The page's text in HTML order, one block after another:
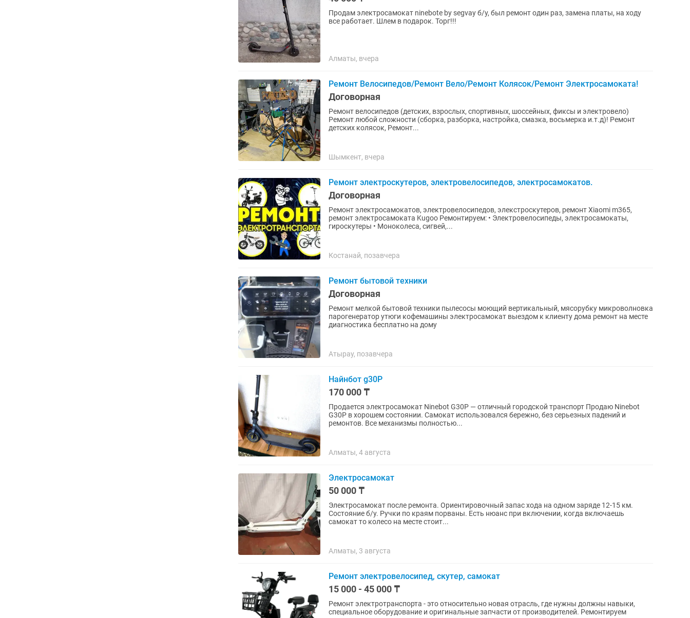
Продам электросамокат ninebote by segvay б/у, был ремонт один раз, замена платы, на ходу
все работает. Шлем в подарок. Торг!!!
Алматы, вчера
Ремонт Велосипедов/Ремонт Вело/Ремонт Колясок/Ремонт Электросамоката!
Договорная
Ремонт велосипедов (детских, взрослых, спортивных, шоссейных, фиксы и электровело)
Ремонт любой сложности (сборка, разборка, настройка, смазка, восьмерка и.т.д)! Ремонт
детских колясок, Ремонт...
Шымкент, вчера
Ремонт электроскутеров, электровелосипедов, электросамокатов.
Договорная
Ремонт электросамокатов, электровелосипедов, элекстроскутеров, ремонт Xiaomi m365,
ремонт электросамоката Kugoo Ремонтируем: • Электровелосипеды, электросамокаты,
гироскутеры • Моноколеса, сигвей,...
Костанай, позавчера
Ремонт бытовой техники
Договорная
Ремонт мелкой бытовой техники пылесосы моющий вертикальный, мясорубку микроволновка
парогенератор утюги кофемашины электросамокат выездом к клиенту дома ремонт на месте
диагностика бесплатно на дому
Атырау, позавчера
Найнбот g30P
170 000 ₸
Продается электросамокат Ninebot G30P — отличный городской транспорт Продаю Ninebot
G30P в хорошем состоянии. Самокат использовался бережно, без серьезных падений и
ремонтов. Все механизмы полностью...
Алматы, 4 августа
Электросамокат
50 000 ₸
Электросамокат после ремонта. Ориентировочный запас хода на одном заряде 12-15 км.
Состояние б/у. Ручки по краям порваны. Есть нюанс при включении, когда включаешь
самокат то колесо на месте стоит...
Алматы, 3 августа
Ремонт электровелосипед, скутер, самокат
15 000 - 45 000 ₸
Ремонт электротранспорта - это относительно новая отрасль, где нужны должны навыки,
специальное оборудование и оригинальные запчасти от производителей. Ремонтируем